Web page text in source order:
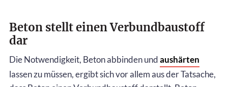
Beton stellt einen Verbundbaustoff
dar
Die Notwendigkeit, Beton abbinden undaushärten
lassen zu müssen, ergibt sich vor allem aus der Tatsache,